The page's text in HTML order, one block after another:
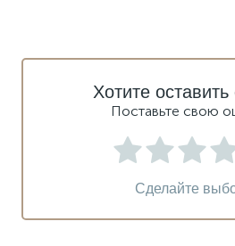
Хотите
Поставьте свою
Сделайте